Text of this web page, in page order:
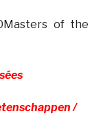
of the
/